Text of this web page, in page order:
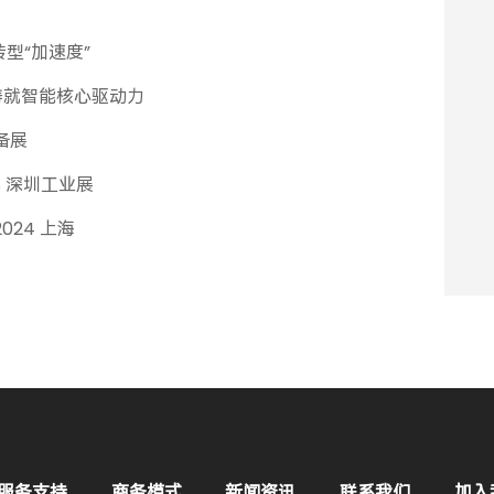
“加速度”
智能核心驱动力
展
深圳工业展
上海